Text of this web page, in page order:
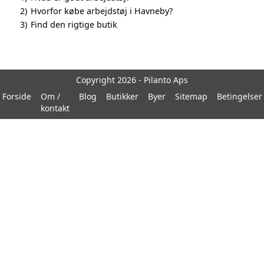
2) Hvorfor købe arbejdstøj i Havneby?
3) Find den rigtige butik
Copyright 2026 - Pilanto Aps
Forside
Om /
kontakt
Blog Butikker Byer Sitemap Betingelser